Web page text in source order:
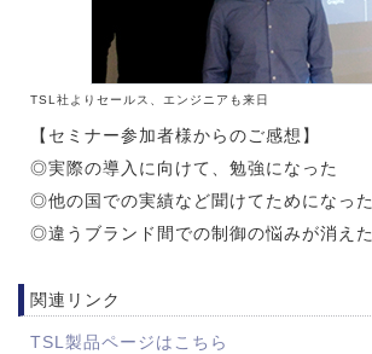
TSL社よりセールス、エンジニアも来日
【セミナー参加者様からのご感想】
◎実際の導入に向けて、勉強になった
◎他の国での実績など聞けてためになった
◎違うブランド間での制御の悩みが消えた
関連リンク
TSL製品ページはこちら